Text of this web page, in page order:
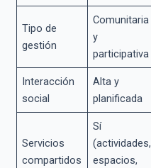
Tipo de
gestión
Comunitaria
y
participativa
Interacción
social
Alta y
planificada
Servicios
compartidos
Sí
(actividades,
espacios,